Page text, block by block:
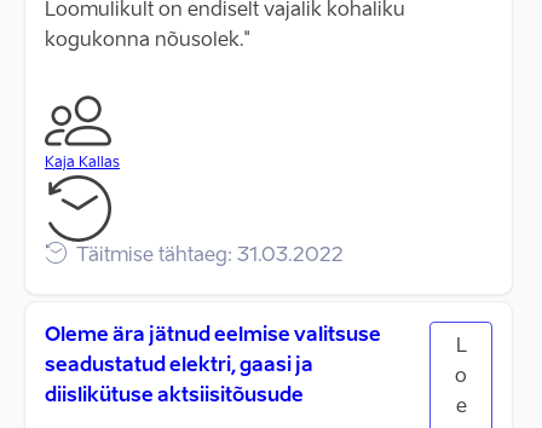
Loomulikult on endiselt vajalik kohaliku
kogukonna nõusolek."
Kaja Kallas
Täitmise tähtaeg: 31.03.2022
Oleme ära jätnud eelmise valitsuse
seadustatud elektri, gaasi ja
diislikütuse aktsiisitõusude
L
o
e